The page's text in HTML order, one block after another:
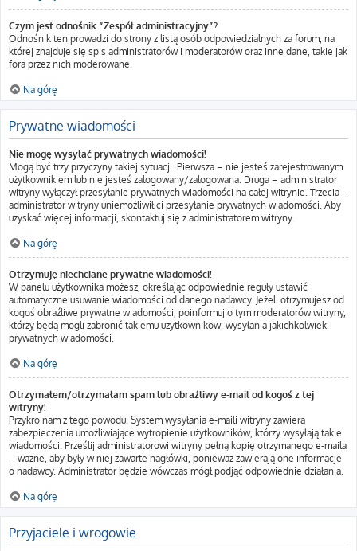
Czym jest odnośnik “Zespół administracyjny”?
Odnośnik ten prowadzi do strony z listą osób odpowiedzialnych za forum, na
której znajduje się spis administratorów i moderatorów oraz inne dane, takie jak
fora przez nich moderowane.
Na górę
Prywatne wiadomości
Nie mogę wysyłać prywatnych wiadomości!
Mogą być trzy przyczyny takiej sytuacji. Pierwsza – nie jesteś zarejestrowanym
użytkownikiem lub nie jesteś zalogowany/zalogowana. Druga – administrator
witryny wyłączył przesyłanie prywatnych wiadomości na całej witrynie. Trzecia –
administrator witryny uniemożliwił ci przesyłanie prywatnych wiadomości. Aby
uzyskać więcej informacji, skontaktuj się z administratorem witryny.
Na górę
Otrzymuję niechciane prywatne wiadomości!
W panelu użytkownika możesz, określając odpowiednie reguły ustawić
automatyczne usuwanie wiadomości od danego nadawcy. Jeżeli otrzymujesz od
kogoś obraźliwe prywatne wiadomości, poinformuj o tym moderatorów witryny,
którzy będą mogli zabronić takiemu użytkownikowi wysyłania jakichkolwiek
prywatnych wiadomości.
Na górę
Otrzymałem/otrzymałam spam lub obraźliwy e-mail od kogoś z tej
witryny!
Przykro nam z tego powodu. System wysyłania e-maili witryny zawiera
zabezpieczenia umożliwiające wytropienie użytkowników, którzy wysyłają takie
wiadomości. Prześlij administratorowi witryny pełną kopię otrzymanego e-maila
– ważne, aby były w niej zawarte nagłówki, ponieważ zawierają one informacje
o nadawcy. Administrator będzie wówczas mógł podjąć odpowiednie działania.
Na górę
Przyjaciele i wrogowie